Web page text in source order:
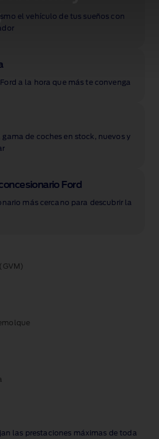
el vehículo de tus sueños con
a la hora que más te convenga
gama de coches en stock, nuevos y
Ford
más cercano para descubrir la
las prestaciones máximas de toda